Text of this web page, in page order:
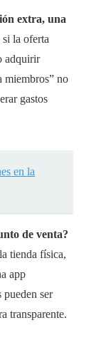
extra, una
la oferta
adquirir
miembros” no
gastos
en la
de venta?
tienda física,
app
pueden ser
transparente.